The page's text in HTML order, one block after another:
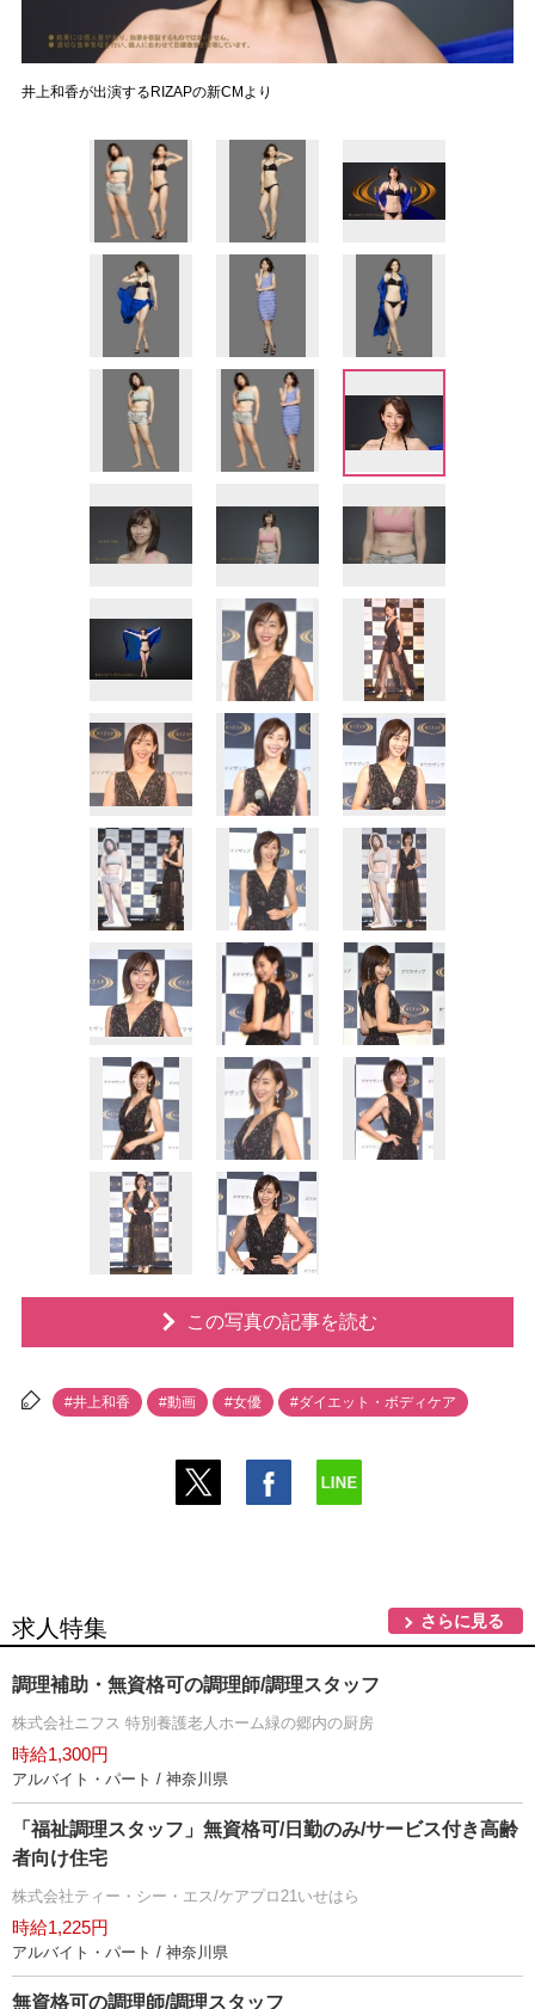
井上和香が出演するRIZAPの新CMより
この写真の記事を読む
#井上和香 #動画 #女優 #ダイエット・ボディケア
求人特集 さらに見る
調理補助・無資格可の調理師/調理スタッフ
株式会社ニフス 特別養護老人ホーム緑の郷内の厨房
時給1,300円
アルバイト・パート / 神奈川県
「福祉調理スタッフ」無資格可/日勤のみ/サービス付き高齢
者向け住宅
株式会社ティー・シー・エス/ケアプロ21いせはら
時給1,225円
アルバイト・パート / 神奈川県
無資格可の調理師/調理スタッフ